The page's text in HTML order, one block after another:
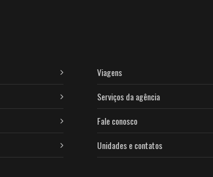
Viagens
Serviços da agência
Fale conosco
Unidades e contatos